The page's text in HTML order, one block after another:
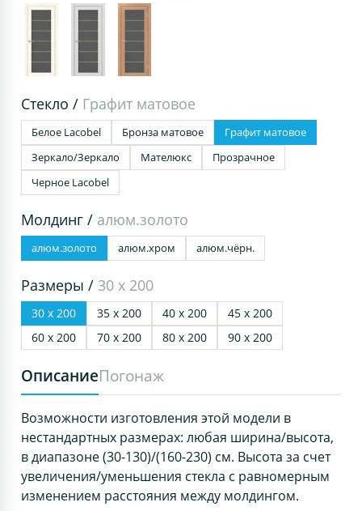
Стекло / Графит матовое
Белое Lacobel Бронза матовое
Графит матовое
Зеркало/Зеркало
Мателюкс
Прозрачное
Черное Lacobel
Молдинг / алюм.золото
алюм.золото алюм.хром алюм.чёрн.
Размеры / 30 х 200
30 х 200 35 х 200 40 х 200
45 х 200
60 х 200
70 х 200 80 х 200 90 х 200
ОписаниеПогонаж
Возможности изготовления этой модели в
нестандартных размерах: любая ширина/высота,
в диапазоне (30-130)/(160-230) см. Высота за счет
увеличения/уменьшения стекла с равномерным
изменением расстояния между молдингом.